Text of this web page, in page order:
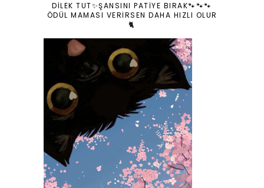
DILEK TUT✨ŞANSINI PATIYE BIRAK🐾🐾🐾
ÖDÜL MAMASI VERIRSEN DAHA HIZLI OLUR
🐈